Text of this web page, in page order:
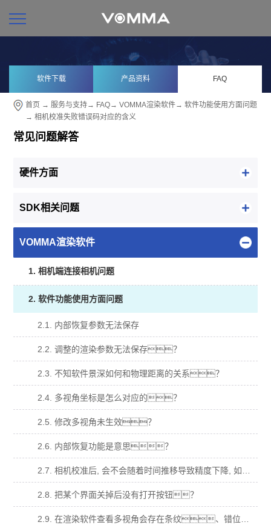
软件下载 产品资料 FAQ
首页 →服务与支持→ FAQ→VOMMA渲染软件→软件功能使用方面问题
→ 相机校准失败错误码对应的含义
常见问题解答
硬件方面
SDK相关问题
VOMMA渲染软件
1. 相机端连接相机问题
2. 软件功能使用方面问题
2.1. 内部恢复参数无法保存
2.2. 调整的渲染参数无法保存？
2.3. 不知软件景深如何和物理距离的关系？
2.4. 多视角坐标是怎么对应的？
2.5. 修改多视角未生效？
2.6. 内部恢复功能是意思？
2.7. 相机校准后, 会不会随着时间推移导致精度下降, 如何验证这一点？
2.8. 把某个界面关掉后没有打开按钮？
2.9. 在渲染软件查看多视角会存在条纹、错位、明暗变化等异常？